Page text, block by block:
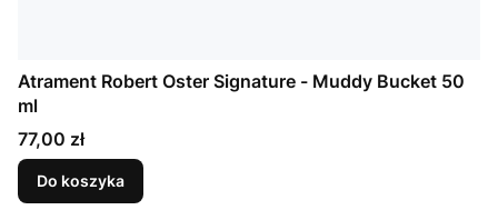
Atrament Robert Oster Signature - Muddy Bucket 50
ml
Cena
77,00 zł
Do koszyka